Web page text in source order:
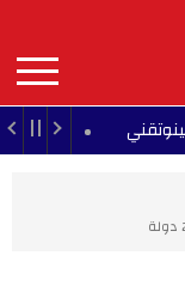
contenu
principal
MAIN
NAVIGATION
23:05 - 2026/08/07